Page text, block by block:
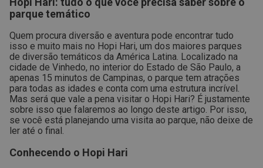
parque temático
Quem procura diversão e aventura pode encontrar tudo
isso e muito mais no Hopi Hari, um dos maiores parques
de diversão temáticos da América Latina. Localizado na
cidade de Vinhedo, no interior do Estado de São Paulo, a
apenas 15 minutos de Campinas, o parque tem atrações
para todas as idades e conta com uma estrutura incrível.
Mas será que vale a pena visitar o Hopi Hari? É justamente
sobre isso que falaremos ao longo deste artigo. Por isso,
se você está planejando uma visita ao parque, não deixe de
ler até o final.
Conhecendo o Hopi Hari